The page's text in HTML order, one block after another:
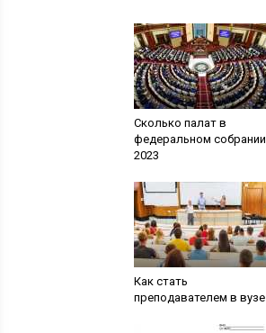
Сколько палат в
федеральном собрании
2023
Как стать
преподавателем в вузе